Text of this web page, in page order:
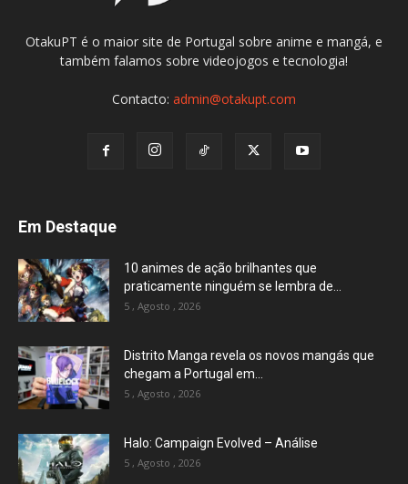
OtakuPT é o maior site de Portugal sobre anime e mangá, e
também falamos sobre videojogos e tecnologia!
Contacto: admin@otakupt.com
Em Destaque
10 animes de ação brilhantes que
praticamente ninguém se lembra de...
5 , Agosto , 2026
Distrito Manga revela os novos mangás que
chegam a Portugal em...
5 , Agosto , 2026
Halo: Campaign Evolved – Análise
5 , Agosto , 2026